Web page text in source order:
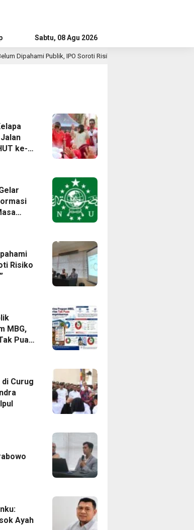
AdvertorialSabtu, 08 Agu 2026
Soroti Risiko Jadi “Ritel Baru”
ke-81
Disrupsi
Risiko
MBG,
Puas
Curug
IPO
Ayah